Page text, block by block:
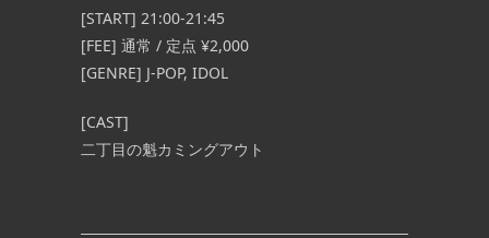
[START] 21:00-21:45
[FEE] 通常 / 定点 ¥2,000
[GENRE] J-POP, IDOL
[CAST]
二丁目の魁カミングアウト